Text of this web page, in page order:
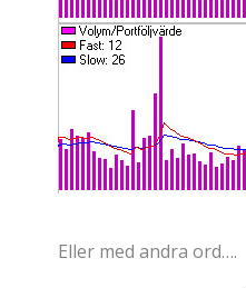
Eller med andra ord….